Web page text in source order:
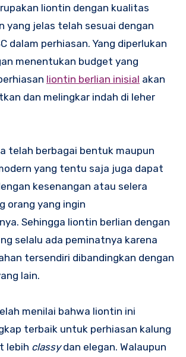
liontin dengan kualitas
yang jelas telah sesuai dengan
dalam perhiasan. Yang diperlukan
menentukan budget yang
liontin berlian inisial akan
dan melingkar indah di leher
telah berbagai bentuk maupun
yang tentu saja juga dapat
kesenangan atau selera
orang yang ingin
Sehingga liontin berlian dengan
selalu ada peminatnya karena
tersendiri dibandingkan dengan
lain.
menilai bahwa liontin ini
terbaik untuk perhiasan kalung
lebih classydan elegan. Walaupun